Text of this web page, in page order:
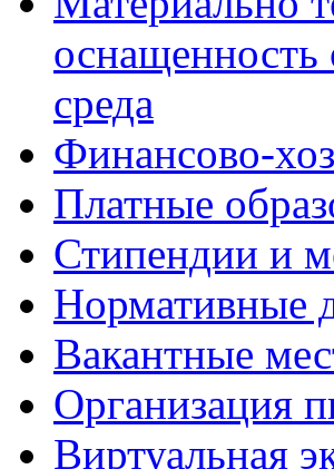
оснащенность
среда
Финансово-
Платные
Стипендии и
Нормативные
Вакантные
Организация
Виртуальная